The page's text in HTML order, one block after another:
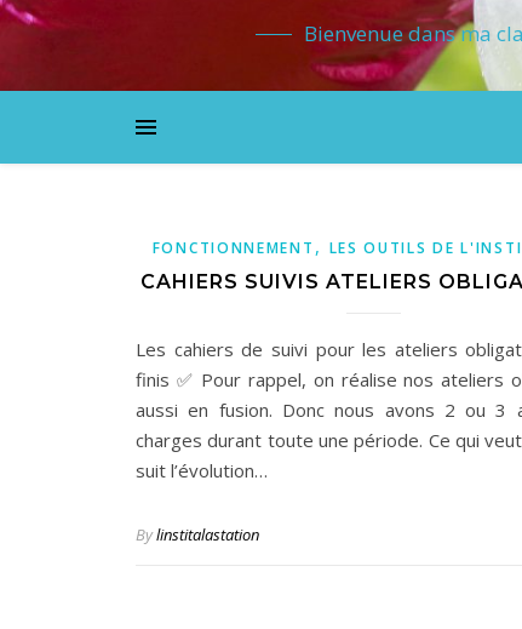
Bienvenue dans ma
FONCTIONNEMENT , LES OUTILS DE
CAHIERS SUIVIS ATELIERS
Les cahiers de suivi pour les ateliers
finis ✅ Pour rappel, on réalise nos ateliers
aussi en fusion. Donc nous avons 2 ou 3
charges durant toute une période. Ce qui veut
suit l’évolution…
Bylinstitalastation